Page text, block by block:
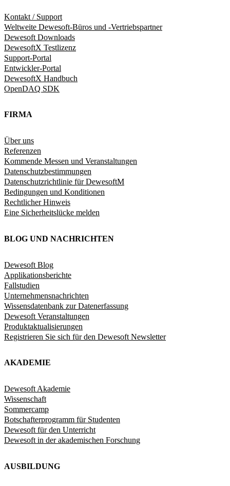
Kontakt / Support
Weltweite Dewesoft-Büros und -Vertriebspartner
Dewesoft Downloads
DewesoftX Testlizenz
Support-Portal
Entwickler-Portal
DewesoftX Handbuch
OpenDAQ SDK
FIRMA
Über uns
Referenzen
Kommende Messen und Veranstaltungen
Datenschutzbestimmungen
Datenschutzrichtlinie für DewesoftM
Bedingungen und Konditionen
Rechtlicher Hinweis
Eine Sicherheitslücke melden
BLOG UND NACHRICHTEN
Dewesoft Blog
Applikationsberichte
Fallstudien
Unternehmensnachrichten
Wissensdatenbank zur Datenerfassung
Dewesoft Veranstaltungen
Produktaktualisierungen
Registrieren Sie sich für den Dewesoft Newsletter
AKADEMIE
Dewesoft Akademie
Wissenschaft
Sommercamp
Botschafterprogramm für Studenten
Dewesoft für den Unterricht
Dewesoft in der akademischen Forschung
AUSBILDUNG